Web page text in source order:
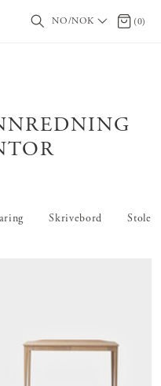
NO/NOK 0 (0)
Skrivebord Stoler